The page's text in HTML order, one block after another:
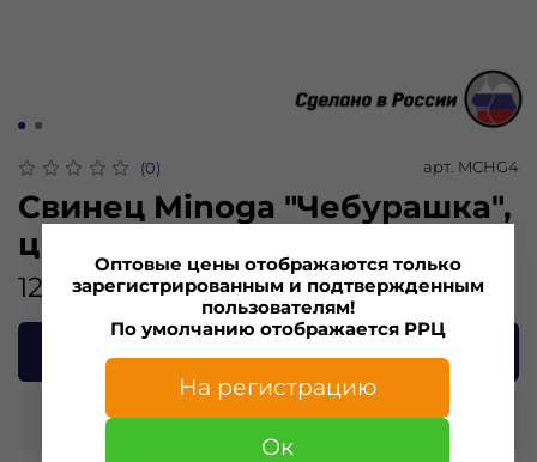
(0) арт. MCHG4
Свинец Minoga "Чебурашка",
цвет графит, 4 гр.(5шт)
123.00 ₽
В корзину
Купить в 1 клик
Оптовые цены отображаются только
зарегистрированным и подтвержденным
пользователям!
По умолчанию отображается РРЦ
На регистрацию
Ок